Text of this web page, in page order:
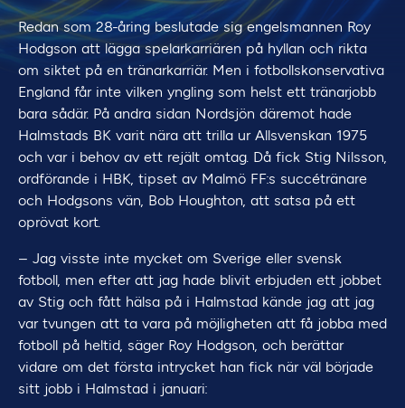
Redan som 28-åring beslutade sig engelsmannen Roy
Hodgson att lägga spelarkarriären på hyllan och rikta
om siktet på en tränarkarriär. Men i fotbollskonservativa
England får inte vilken yngling som helst ett tränarjobb
bara sådär. På andra sidan Nordsjön däremot hade
Halmstads BK varit nära att trilla ur Allsvenskan 1975
och var i behov av ett rejält omtag. Då fick Stig Nilsson,
ordförande i HBK, tipset av Malmö FF:s succétränare
och Hodgsons vän, Bob Houghton, att satsa på ett
oprövat kort.
– Jag visste inte mycket om Sverige eller svensk
fotboll, men efter att jag hade blivit erbjuden ett jobbet
av Stig och fått hälsa på i Halmstad kände jag att jag
var tvungen att ta vara på möjligheten att få jobba med
fotboll på heltid, säger Roy Hodgson, och berättar
vidare om det första intrycket han fick när väl började
sitt jobb i Halmstad i januari: